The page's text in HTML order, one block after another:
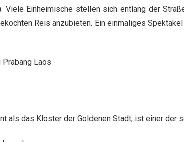
Viele Einheimische stellen sich entlang der
Reis anzubieten. Ein einmaliges
als das Kloster der Goldenen Stadt, ist einer der